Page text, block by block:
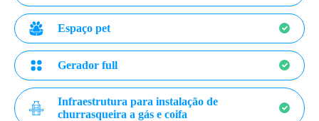
Espaço pet
Gerador full
Infraestrutura para instalação de
churrasqueira a gás e coifa